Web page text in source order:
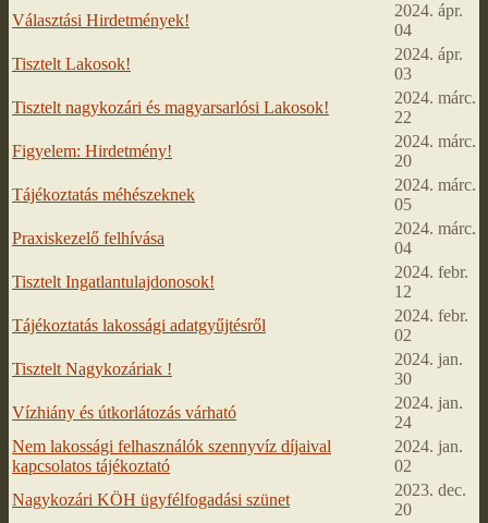
Választási Hirdetmények!
2024. ápr.
04
Tisztelt Lakosok!
2024. ápr.
03
Tisztelt nagykozári és magyarsarlósi Lakosok!
2024. márc.
22
Figyelem: Hirdetmény!
2024. márc.
20
Tájékoztatás méhészeknek
2024. márc.
05
Praxiskezelő felhívása
2024. márc.
04
Tisztelt Ingatlantulajdonosok!
2024. febr.
12
Tájékoztatás lakossági adatgyűjtésről
2024. febr.
02
Tisztelt Nagykozáriak !
2024. jan.
30
Vízhiány és útkorlátozás várható
2024. jan.
24
Nem lakossági felhasználók szennyvíz díjaival
kapcsolatos tájékoztató
2024. jan.
02
Nagykozári KÖH ügyfélfogadási szünet
2023. dec.
20